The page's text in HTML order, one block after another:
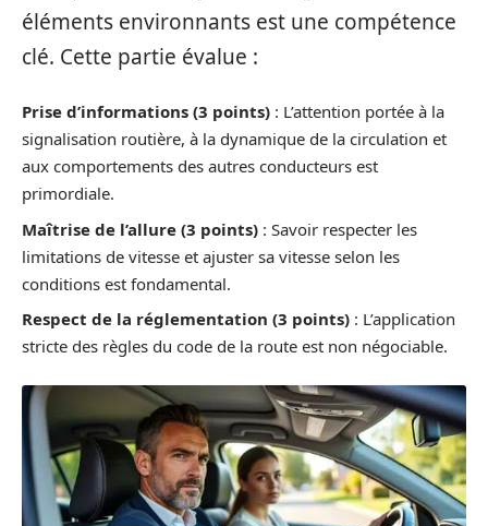
éléments environnants est une compétence
clé. Cette partie évalue :
Prise d’informations (3 points) : L’attention portée à la
signalisation routière, à la dynamique de la circulation et
aux comportements des autres conducteurs est
primordiale.
Maîtrise de l’allure (3 points) : Savoir respecter les
limitations de vitesse et ajuster sa vitesse selon les
conditions est fondamental.
Respect de la réglementation (3 points) : L’application
stricte des règles du code de la route est non négociable.